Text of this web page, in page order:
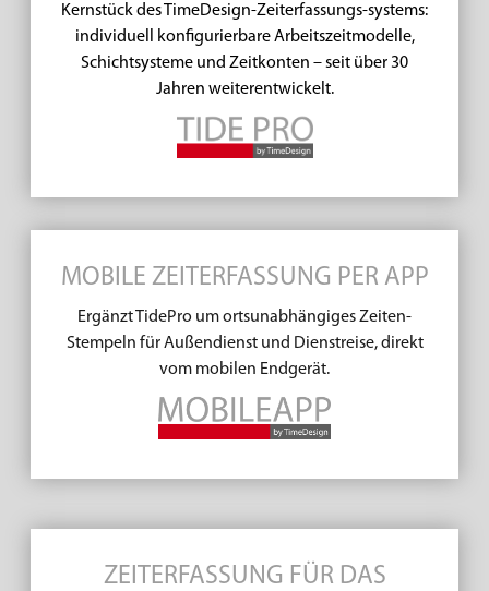
Kernstück des TimeDesign-Zeiterfassungs-systems:
individuell konfigurierbare Arbeitszeitmodelle,
Schichtsysteme und Zeitkonten – seit über 30
Jahren weiterentwickelt.
MOBILE ZEITERFASSUNG PER APP
Ergänzt TidePro um ortsunabhängiges Zeiten-
Stempeln für Außendienst und Dienstreise, direkt
vom mobilen Endgerät.
ZEITERFASSUNG FÜR DAS